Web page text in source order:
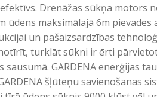
Drenāžas sūkņa motors
ūdens maksimālajā 6m
un pašaizsardzības
turklāt sūkni ir ērti
GARDENA enerģijas
šļūteņu savienošanas